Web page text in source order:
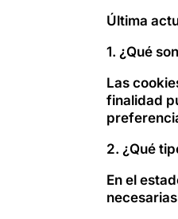
Última
1. ¿Qué
Las
finalidad
2. ¿Qué
En el